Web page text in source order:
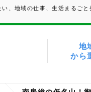
、地域の仕事、生活まるごと
地
から